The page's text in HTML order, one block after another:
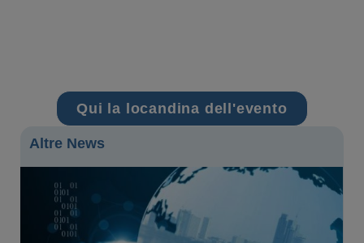
Qui la locandina dell'evento
Altre News